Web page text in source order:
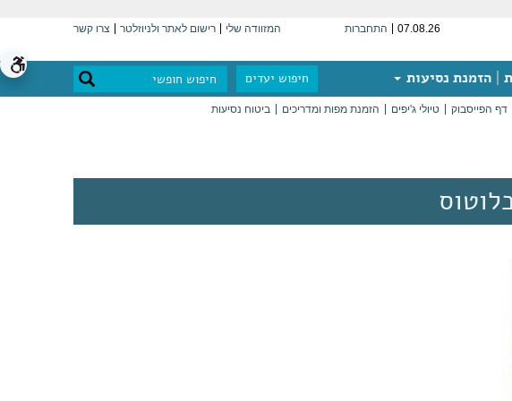
07.08.26 התחברות המזוודה שלי רישום לאתר ולניוזלטר צרו קשר
הזמנת נסיעות חיפוש יעדים
דף הפייסבוק טיולי ג'יפים הזמנת מפות ומדריכים ביטוח נסיעות